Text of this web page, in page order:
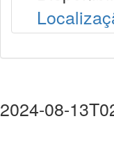
2024-08-